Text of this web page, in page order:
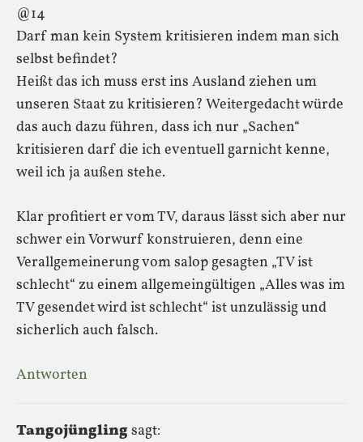
@14
Darf man kein System kritisieren indem man sich
selbst befindet?
Heißt das ich muss erst ins Ausland ziehen um
unseren Staat zu kritisieren? Weitergedacht würde
das auch dazu führen, dass ich nur „Sachen“
kritisieren darf die ich eventuell garnicht kenne,
weil ich ja außen stehe.
Klar profitiert er vom TV, daraus lässt sich aber nur
schwer ein Vorwurf konstruieren, denn eine
Verallgemeinerung vom salop gesagten „TV ist
schlecht“ zu einem allgemeingültigen „Alles was im
TV gesendet wird ist schlecht“ ist unzulässig und
sicherlich auch falsch.
Antworten
Tangojünglingsagt: